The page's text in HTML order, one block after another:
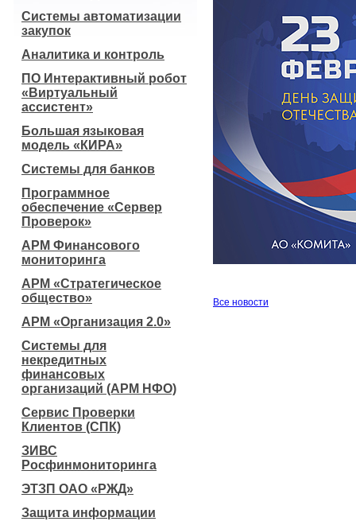
Системы автоматизации
закупок
Аналитика и контроль
ПО Интерактивный робот
«Виртуальный
ассистент»
Большая языковая
модель «КИРА»
Системы для банков
Программное
обеспечение «Сервер
Проверок»
АРМ Финансового
мониторинга
АРМ «Стратегическое
общество»
АРМ «Организация 2.0»
Системы для
некредитных
финансовых
организаций (АРМ НФО)
Сервис Проверки
Клиентов (СПК)
ЗИВС
Росфинмониторинга
ЭТЗП ОАО «РЖД»
Защита информации
Все новости